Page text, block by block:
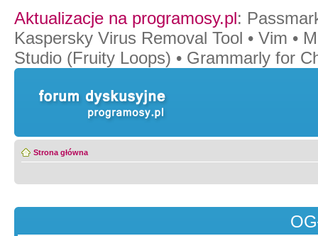
Aktualizacje na programosy.pl:
Kaspersky Virus Removal Tool • Vim •
Studio (Fruity Loops) • Grammarly for
Strona główna